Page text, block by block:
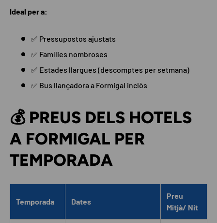
Ideal per a:
✅ Pressupostos ajustats
✅ Famílies nombroses
✅ Estades llargues (descomptes per setmana)
✅ Bus llançadora a Formigal inclòs
💰 PREUS DELS HOTELS
A FORMIGAL PER
TEMPORADA
Temporada Dates
Preu
Mitjà/ Nit